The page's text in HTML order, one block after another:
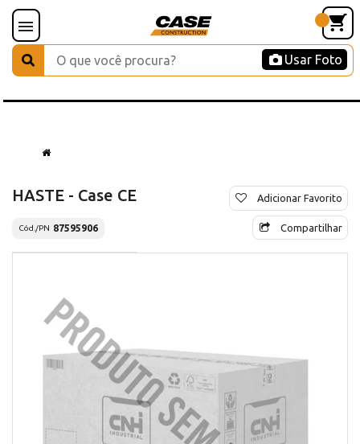
Usar Foto
HASTE - Case CE
Cód./PN 87595906
Adicionar Favorito
Compartilhar